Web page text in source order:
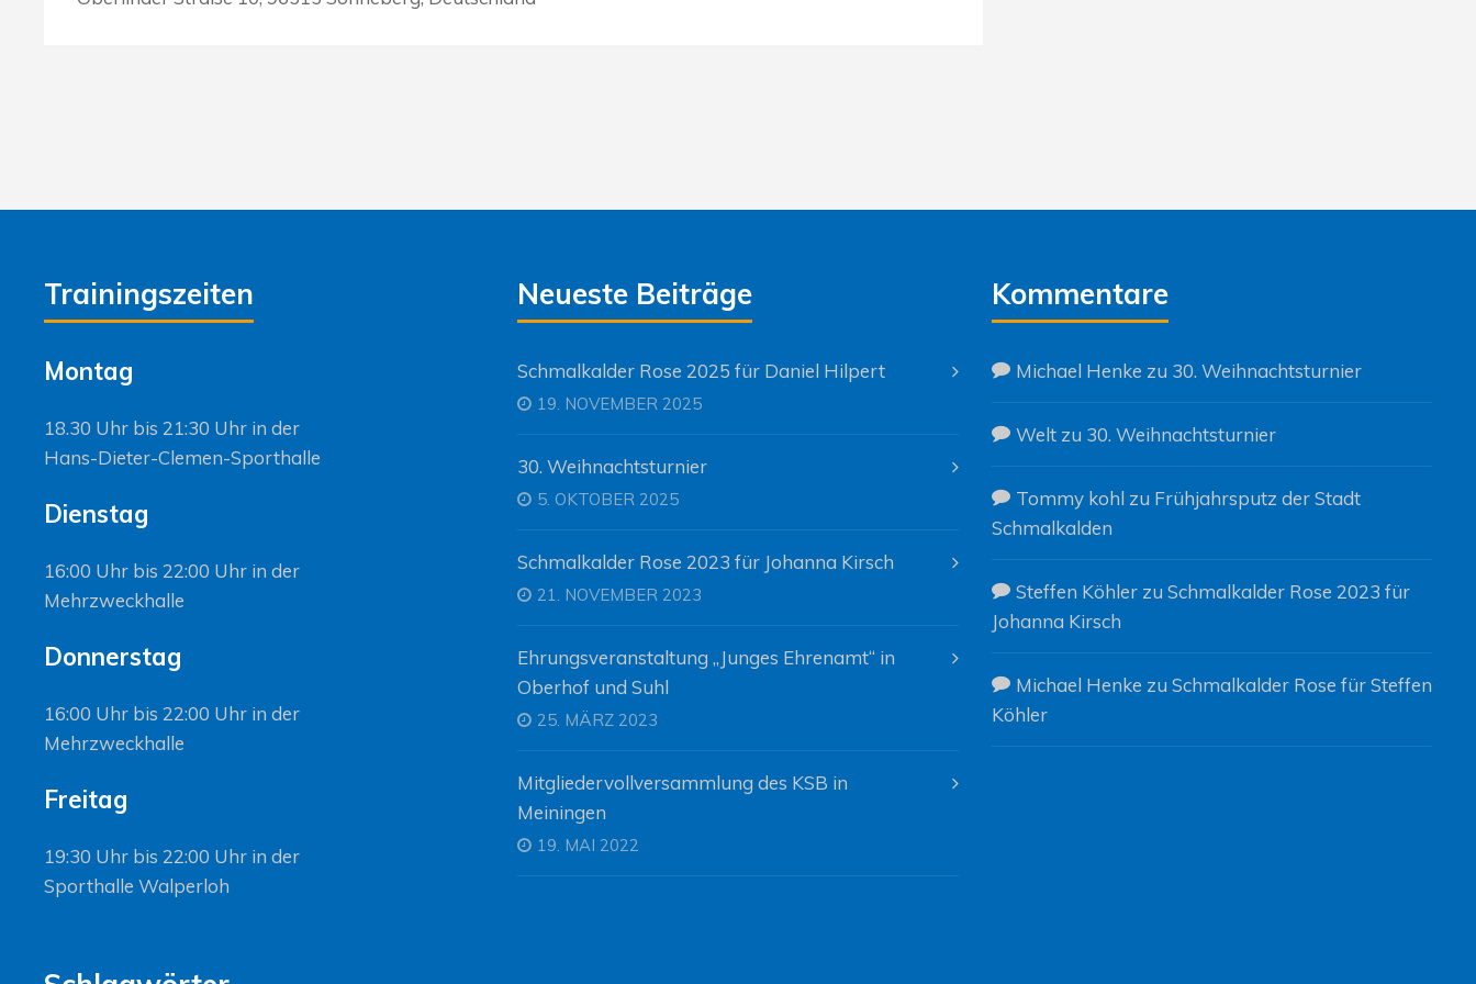
Trainingszeiten
Montag
18.30 Uhr bis 21:30 Uhr in der
Hans-Dieter-Clemen-Sporthalle
Dienstag
16:00 Uhr bis 22:00 Uhr in der
Mehrzweckhalle
Donnerstag
16:00 Uhr bis 22:00 Uhr in der
Mehrzweckhalle
Freitag
19:30 Uhr bis 22:00 Uhr in der
Sporthalle Walperloh
Neueste Beiträge
Schmalkalder Rose 2025 für Daniel Hilpert
19. NOVEMBER 2025
30. Weihnachtsturnier
5. OKTOBER 2025
Schmalkalder Rose 2023 für Johanna Kirsch
21. NOVEMBER 2023
Ehrungsveranstaltung „Junges Ehrenamt“ in
Oberhof und Suhl
25. MÄRZ 2023
Mitgliedervollversammlung des KSB in
Meiningen
19. MAI 2022
Kommentare
Michael Henke zu 30. Weihnachtsturnier
Weltzu 30. Weihnachtsturnier
Tommy kohl zu Frühjahrsputz der Stadt
Schmalkalden
Steffen Köhlerzu Schmalkalder Rose 2023 für
Johanna Kirsch
Michael Henke zu Schmalkalder Rose für Steffen
Köhler